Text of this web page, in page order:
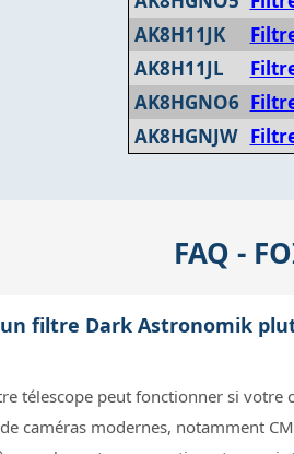
AK8H11JK
AK8H11JL
AK8HGNO6
AK8HGNJW
FAQ -
filtre Dark Astronomik
télescope peut fonctionner si
caméras modernes, notamment